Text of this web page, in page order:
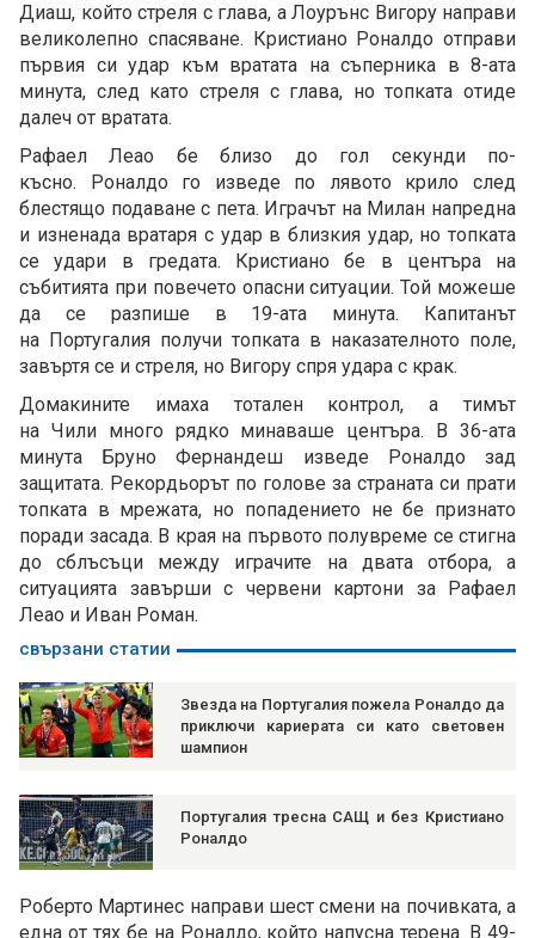
Диаш, който стреля с глава, а Лоурънс Вигору направи
великолепно спасяване. Кристиано Роналдо отправи
първия си удар към вратата на съперника в 8-ата
минута, след като стреля с глава, но топката отиде
далеч от вратата.
Рафаел Леао бе близо до гол секунди по-
късно. Роналдо го изведе по лявото крило след
блестящо подаване с пета. Играчът на Милан напредна
и изненада вратаря с удар в близкия удар, но топката
се удари в гредата. Кристиано бе в центъра на
събитията при повечето опасни ситуации. Той можеше
да се разпише в 19-ата минута. Капитанът
на Португалия получи топката в наказателното поле,
завъртя се и стреля, но Вигору спря удара с крак.
Домакините имаха тотален контрол, а тимът
на Чили много рядко минаваше центъра. В 36-ата
минута Бруно Фернандеш изведе Роналдо зад
защитата. Рекордьорът по голове за страната си прати
топката в мрежата, но попадението не бе признато
поради засада. В края на първото полувреме се стигна
до сблъсъци между играчите на двата отбора, а
ситуацията завърши с червени картони за Рафаел
Леао и Иван Роман.
свързани статии
Звезда на Португалия пожела Роналдо да
приключи кариерата си като световен
шампион
Португалия тресна САЩ и без Кристиано
Роналдо
Роберто Мартинес направи шест смени на почивката, а
една от тях бе на Роналдо, който напусна терена. В 49-